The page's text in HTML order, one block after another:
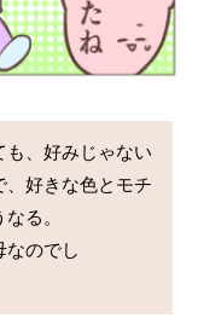
も、好みじゃない
、好きな色とモチ
る。
なのでし